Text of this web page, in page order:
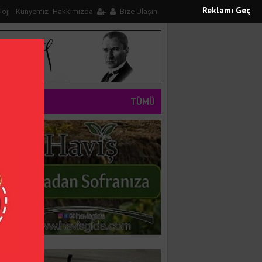
Reklamı Geç
Künyemiz Hakkımızda Bize Ulaşın
TÜMÜ